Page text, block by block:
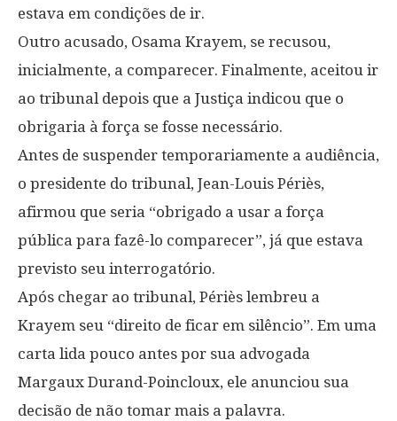
estava em condições de ir.
Outro acusado, Osama Krayem, se recusou,
inicialmente, a comparecer. Finalmente, aceitou ir
ao tribunal depois que a Justiça indicou que o
obrigaria à força se fosse necessário.
Antes de suspender temporariamente a audiência,
o presidente do tribunal, Jean-Louis Périès,
afirmou que seria “obrigado a usar a força
pública para fazê-lo comparecer”, já que estava
previsto seu interrogatório.
Após chegar ao tribunal, Périès lembreu a
Krayem seu “direito de ficar em silêncio”. Em uma
carta lida pouco antes por sua advogada
Margaux Durand-Poincloux, ele anunciou sua
decisão de não tomar mais a palavra.